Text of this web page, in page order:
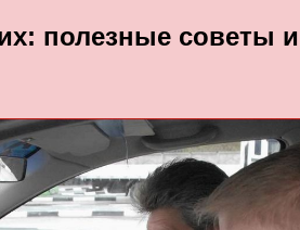
полезные советы